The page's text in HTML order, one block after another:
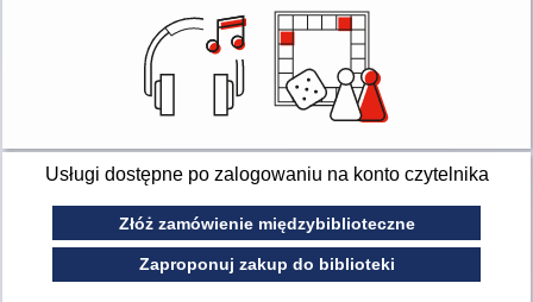
Usługi dostępne po zalogowaniu na konto czytelnika
Złóż zamówienie międzybiblioteczne
Zaproponuj zakup do biblioteki